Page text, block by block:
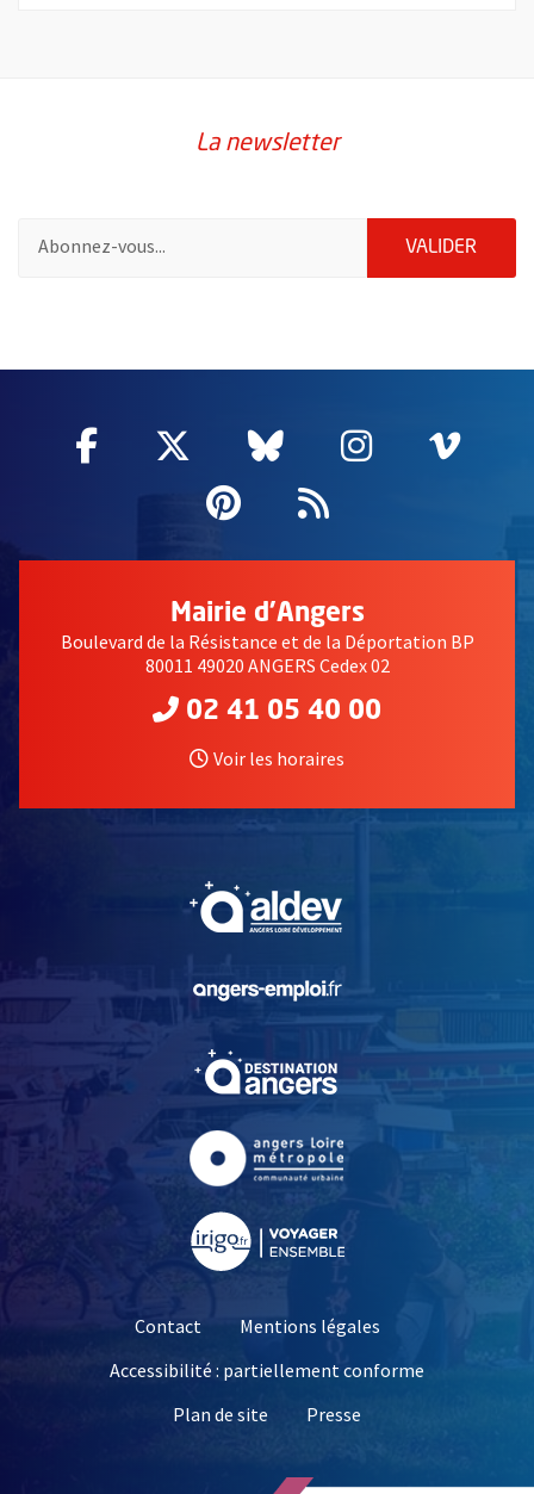
La newsletter
VALIDER
Facebook
, Ouvre une nouvelle fenêtre
Twitter
, Ouvre une nouvelle
Bluesky
, Ouvre une
Instagram
, Ouvre
,
Pinterest
, Ouvre une
Flux RSS
Mairie d'Angers
Boulevard de la Résistance et de la Déportation BP
80011 49020 ANGERS Cedex 02
02 41 05 40 00
Voir les horaires
, Ouvre une nouvelle
, Ouvre une nouvelle
Contact
Mentions légales
Accessibilité : partiellement conforme
Plan de site
Presse